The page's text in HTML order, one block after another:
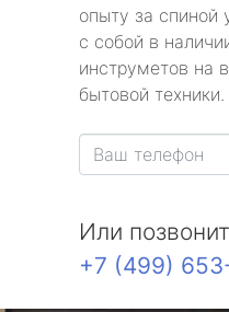
опыту за спиной
с собой в
инструметов на
бытовой техники.
Или
+7 (499)